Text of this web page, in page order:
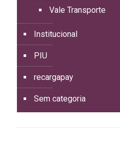
Vale Transporte
Institucional
PIU
recargapay
Sem categoria